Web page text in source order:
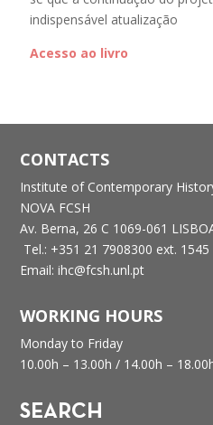
indispensável atualização
Acesso ao livro
CONTACTS
Institute of Contemporary
NOVA FCSH
Av. Berna, 26 C 1069-061
Tel.: +351 21 7908300 ext. 1545
Email: ihc@fcsh.unl.pt
WORKING HOURS
Monday to Friday
10.00h – 13.00h / 14.00h –
SEARCH